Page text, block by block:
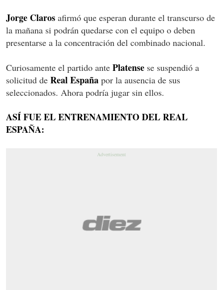
Jorge Claros afirmó que esperan durante el transcurso de
la mañana si podrán quedarse con el equipo o deben
presentarse a la concentración del combinado nacional.
Curiosamente el partido ante Platense se suspendió a
solicitud de Real España por la ausencia de sus
seleccionados. Ahora podría jugar sin ellos.
ASÍ FUE EL ENTRENAMIENTO DEL REAL
ESPAÑA: